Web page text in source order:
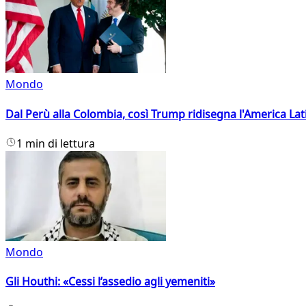
Mondo
Dal Perù alla Colombia, così Trump ridisegna l'America
1 min di lettura
Mondo
Gli Houthi: «Cessi l’assedio agli yemeniti»